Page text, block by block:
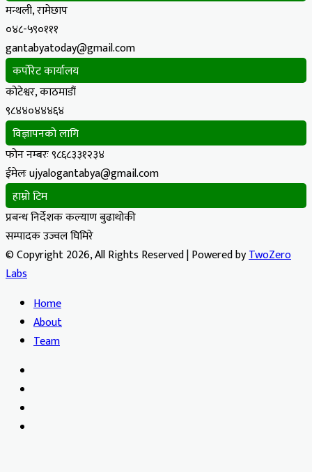
मन्थली, रामेछाप
०४८-५९०१११
gantabyatoday@gmail.com
कर्पोरेट कार्यालय
कोटेश्वर, काठमाडौं
९८४४०४४४६४
विज्ञापनको लागि
फोन नम्बरः ९८६८३३१२३४
ईमेलः ujyalogantabya@gmail.com
हाम्रो टिम
प्रबन्ध निर्देशक कल्याण बुढाथोकी
सम्पादक उज्वल घिमिरे
© Copyright 2026, All Rights Reserved | Powered byTwoZero
Labs
Home
About
Team